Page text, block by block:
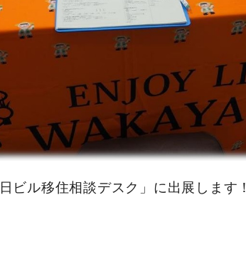
ビル移住相談デスク」に出展します！